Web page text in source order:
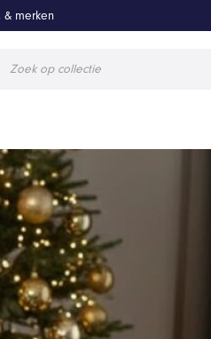
merken